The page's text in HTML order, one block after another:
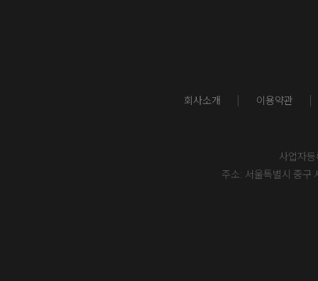
회사소개 이용약관
사업자
주소: 서울특별시 중구